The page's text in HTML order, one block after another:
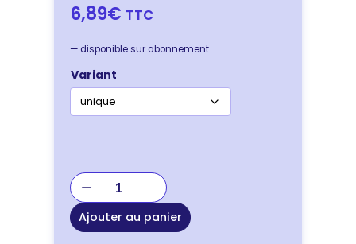
6,89€ TTC
— disponible sur abonnement
Variant
quantité
de
JOUET
BALLE
Ajouter au panier